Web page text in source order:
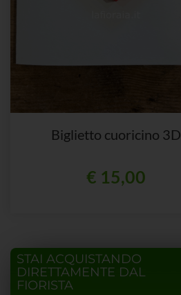
Biglietto cuoricino 3D
€ 15,00
STAI ACQUISTANDO
DIRETTAMENTE DAL
FIORISTA